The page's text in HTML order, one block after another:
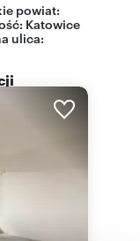
powiat:
Katowice
ulica: